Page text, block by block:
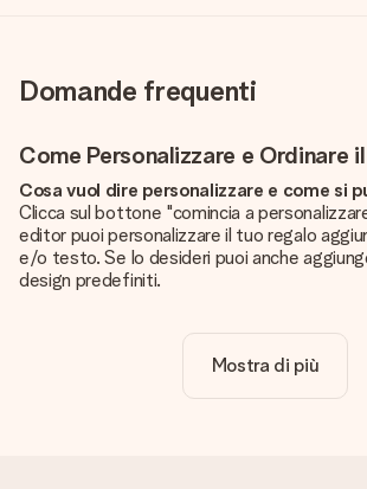
Domande frequenti
Come Personalizzare e Ordinare
Cosa vuol dire personalizzare e come si
Clicca sul bottone "comincia a
editor puoi personalizzare il tuo regalo
e/o testo. Se lo desideri puoi anche
design predefiniti.
Certo! Il prezzo mostrato include sempre la
Mostra di più